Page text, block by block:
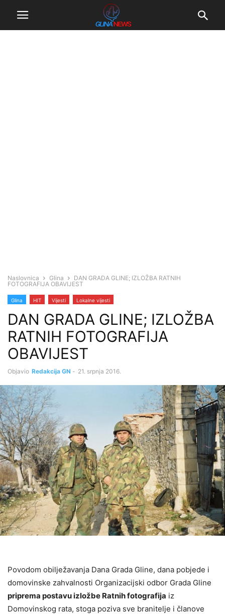
Naslovnica Glina
DAN GRADA GLINE; IZLOŽBA RATNIH
FOTOGRAFIJA OBAVIJEST
Glina HIT Vijesti Lokalne vijesti
DAN GRADA GLINE; IZLOŽBA
RATNIH FOTOGRAFIJA
OBAVIJEST
Objavio Redakcija GN - 21. srpnja 2016.
Povodom obilježavanja Dana Grada Gline, dana pobjede i
domovinske zahvalnosti Organizacijski odbor Grada Gline
priprema postavu izložbe Ratnih fotografija iz
Domovinskog rata, stoga poziva sve branitelje i članove